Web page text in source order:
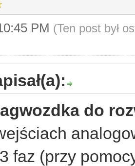
PM (Ten post był
do
faz (przy